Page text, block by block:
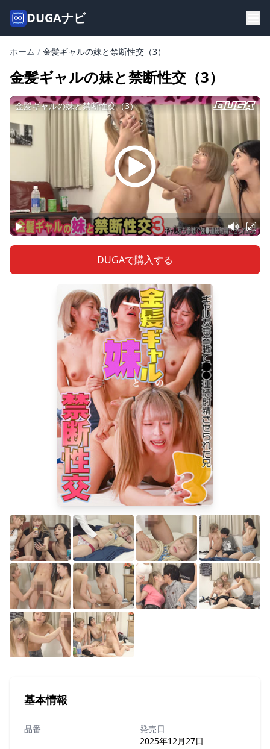
DUGAナビ
ホーム / 金髪ギャルの妹と禁断性交（3）
金髪ギャルの妹と禁断性交（3）
DUGAで購入する
基本情報
品番
発売日
2025年12月27日